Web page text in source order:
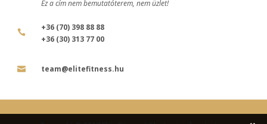
Ez a cím nem bemutatóterem, nem üzlet!
+36 (70) 398 88 88
+36 (30) 313 77 00
team@elitefitness.hu